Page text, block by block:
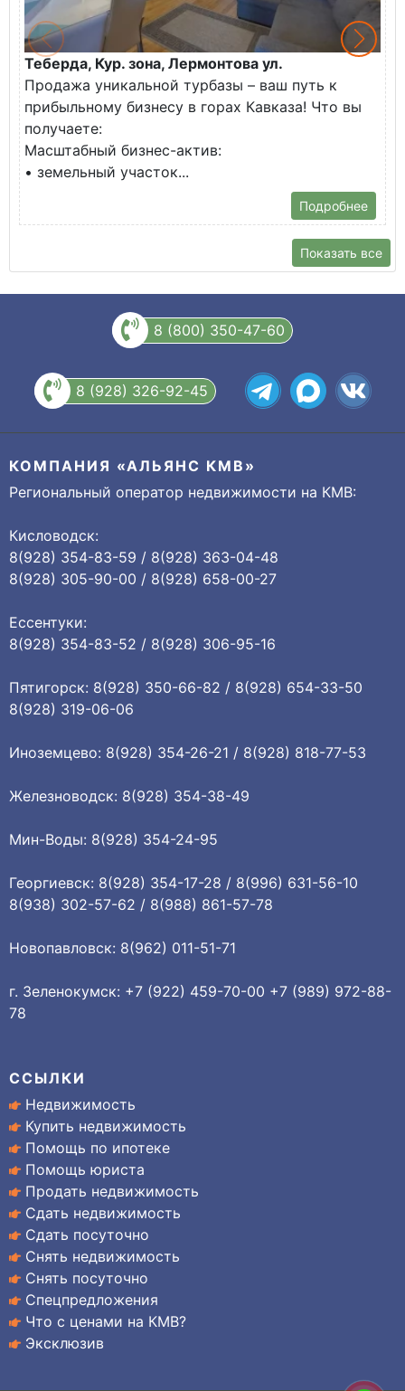
Теберда, Кур. зона, Лермонтова ул.
Продажа уникальной турбазы – ваш путь к
прибыльному бизнесу в горах Кавказа! Что вы
получаете:
Масштабный бизнес-актив:
• земельный участок...
Подробнее
Показать все
8 (800) 350-47-60
8 (928) 326-92-45
КОМПАНИЯ «АЛЬЯНС КМВ»
Региональный оператор недвижимости на КМВ:
Кисловодск:
8(928) 354-83-59 / 8(928) 363-04-48
8(928) 305-90-00 / 8(928) 658-00-27
Ессентуки:
8(928) 354-83-52 / 8(928) 306-95-16
Пятигорск: 8(928) 350-66-82 / 8(928) 654-33-50
8(928) 319-06-06
Иноземцево: 8(928) 354-26-21 / 8(928) 818-77-53
Железноводск: 8(928) 354-38-49
Мин-Воды: 8(928) 354-24-95
Георгиевск: 8(928) 354-17-28 / 8(996) 631-56-10
8(938) 302-57-62 / 8(988) 861-57-78
Новопавловск: 8(962) 011-51-71
г. Зеленокумск: +7 (922) 459-70-00 +7 (989) 972-88-
78
ССЫЛКИ
Недвижимость
Купить недвижимость
Помощь по ипотеке
Помощь юриста
Продать недвижимость
Сдать недвижимость
Сдать посуточно
Снять недвижимость
Снять посуточно
Спецпредложения
Что с ценами на КМВ?
Эксклюзив